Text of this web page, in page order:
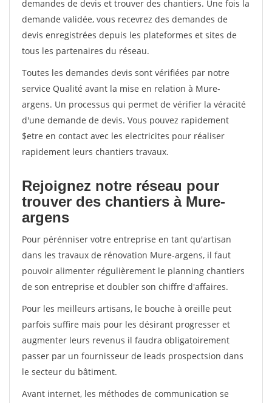
demandes de devis et trouver des chantiers. Une fois la
demande validée, vous recevrez des demandes de
devis enregistrées depuis les plateformes et sites de
tous les partenaires du réseau.
Toutes les demandes devis sont vérifiées par notre
service Qualité avant la mise en relation à Mure-
argens. Un processus qui permet de vérifier la véracité
d'une demande de devis. Vous pouvez rapidement
$etre en contact avec les electricites pour réaliser
rapidement leurs chantiers travaux.
Rejoignez notre réseau pour
trouver des chantiers à Mure-
argens
Pour pérénniser votre entreprise en tant qu'artisan
dans les travaux de rénovation Mure-argens, il faut
pouvoir alimenter régulièrement le planning chantiers
de son entreprise et doubler son chiffre d'affaires.
Pour les meilleurs artisans, le bouche à oreille peut
parfois suffire mais pour les désirant progresser et
augmenter leurs revenus il faudra obligatoirement
passer par un fournisseur de leads prospectsion dans
le secteur du bâtiment.
Avant internet, les méthodes de communication se